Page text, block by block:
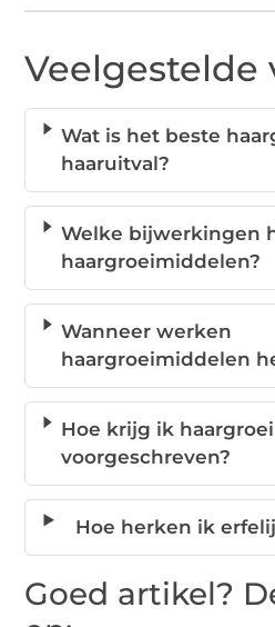
Veelgestelde
Wat is het beste
haaruitval?
Welke bijwerkingen
haargroeimiddelen?
Wanneer werken
haargroeimiddelen
Hoe krijg ik
voorgeschreven?
Hoe herken ik
Goed artikel?